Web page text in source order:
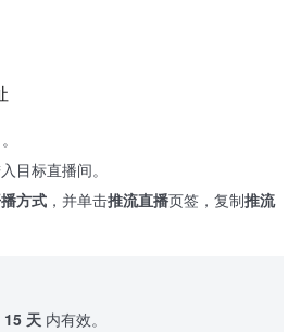
。
目标直播间。
方式 ，并单击推流直播页签，复制推流
15 天 内有效。